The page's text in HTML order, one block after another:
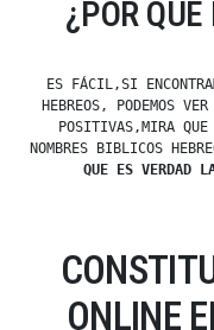
¿POR
ES FÁCIL,SI
HEBREOS, PODEMOS
POSITIVAS,MIRA QUE
NOMBRES BIBLICOS
QUE ES VERDAD
ONLINE